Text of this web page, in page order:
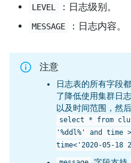
LEVEL ：日志级别。
MESSAGE ：日志内容。
注意
日志表的所有字段
了降低使用集群日
以及时间范围，然
select * from
'%ddl%' and time
time<'2020-05-